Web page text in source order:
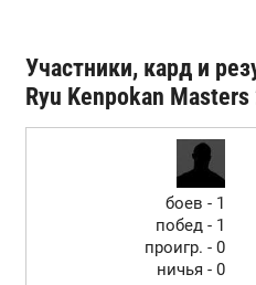
Участники, кард и
Ryu Kenpokan Masters
боев - 1
побед - 1
проигр. - 0
ничья - 0